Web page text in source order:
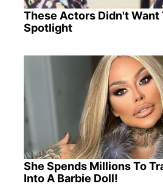
These Actors Didn't Want
Spotlight
She Spends Millions To
Into A Barbie Doll!